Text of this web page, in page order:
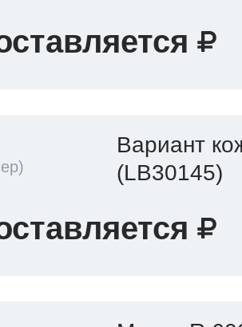
Вариант
(LB30145)